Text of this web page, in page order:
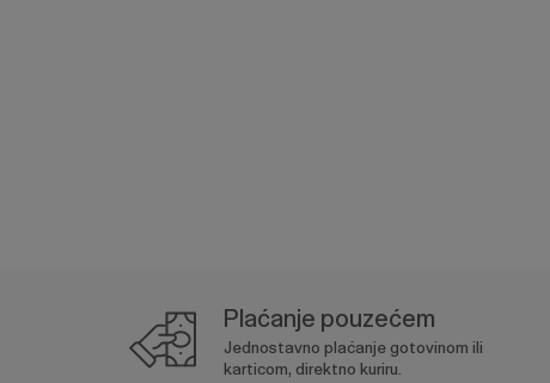
Plaćanje pouzećem
Jednostavno plaćanje gotovinom ili
karticom, direktno kuriru.